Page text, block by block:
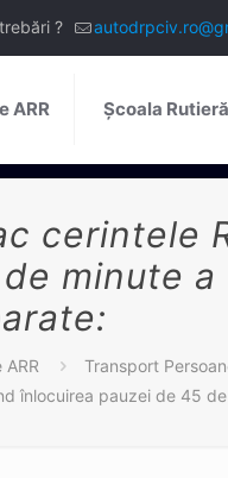
?
ARR Școala
cerintele
minute
Transport
înlocuirea pauzei de 45